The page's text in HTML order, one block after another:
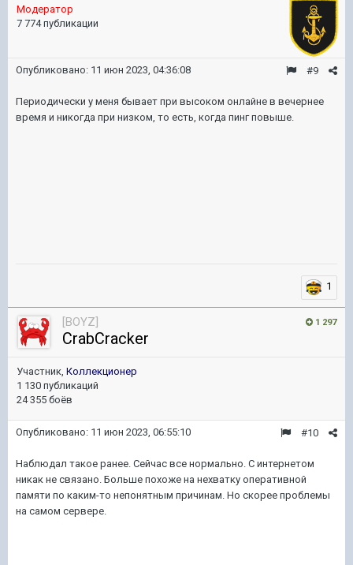
Модератор
7 774 публикации
#9
Опубликовано: 11 июн 2023, 04:36:08
Периодически у меня бывает при высоком онлайне в вечернее
время и никогда при низком, то есть, когда пинг повыше.
1
1 297
[BOYZ]
CrabCracker
Участник, Коллекционер
1 130 публикаций
24 355 боёв
#10
Опубликовано: 11 июн 2023, 06:55:10
Наблюдал такое ранее. Сейчас все нормально. С интернетом
никак не связано. Больше похоже на нехватку оперативной
памяти по каким-то непонятным причинам. Но скорее проблемы
на самом сервере.